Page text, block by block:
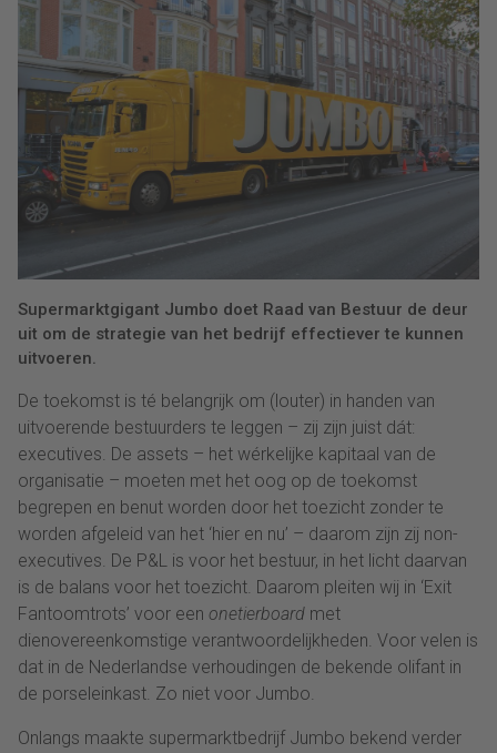
Supermarktgigant Jumbo doet Raad van Bestuur de deur
uit om de strategie van het bedrijf effectiever te kunnen
uitvoeren.
De toekomst is té belangrijk om (louter) in handen van
uitvoerende bestuurders te leggen – zij zijn juist dát:
executives. De assets – het wérkelijke kapitaal van de
organisatie – moeten met het oog op de toekomst
begrepen en benut worden door het toezicht zonder te
worden afgeleid van het ‘hier en nu’ – daarom zijn zij non-
executives. De P&L is voor het bestuur, in het licht daarvan
is de balans voor het toezicht. Daarom pleiten wij in ‘Exit
Fantoomtrots’ voor een onetierboard met
dienovereenkomstige verantwoordelijkheden. Voor velen is
dat in de Nederlandse verhoudingen de bekende olifant in
de porseleinkast. Zo niet voor Jumbo.
Onlangs maakte supermarktbedrijf Jumbo bekend verder